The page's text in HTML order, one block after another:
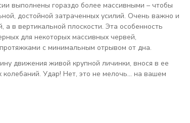
выполнены гораздо более массивными – чтобы
достойной затраченных усилий. Очень важно и
в вертикальной плоскости. Эта особенность
для некоторых массивных червей,
с минимальным отрывом от дна.
движения живой крупной личинки, внося в ее
Удар! Нет, это не мелочь… на вашем